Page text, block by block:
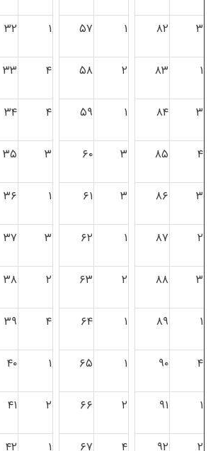
۳ ۸۲ ۱ ۵۷ ۱ ۳۲
۱ ۸۳ ۲ ۵۸ ۴ ۳۳
۳ ۸۴ ۱ ۵۹ ۴ ۳۴
۴ ۸۵ ۳ ۶۰ ۳ ۳۵
۳ ۸۶ ۳ ۶۱ ۱ ۳۶
۲ ۸۷ ۱ ۶۲ ۳ ۳۷
۳ ۸۸ ۲ ۶۳ ۲ ۳۸
۱ ۸۹ ۱ ۶۴ ۴ ۳۹
۴ ۹۰ ۱ ۶۵ ۱ ۴۰
۱ ۹۱ ۲ ۶۶ ۲ ۴۱
۲ ۹۲ ۴ ۶۷ ۱ ۴۲